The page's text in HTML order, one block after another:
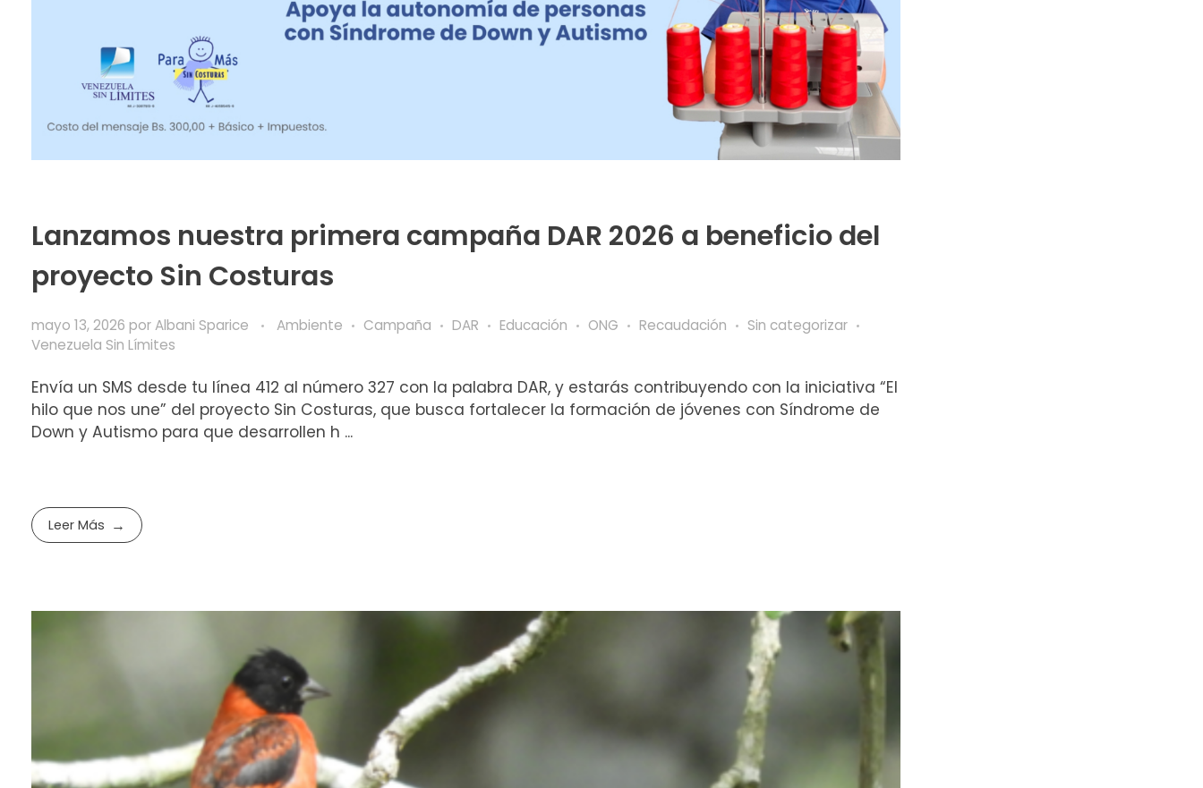
Lanzamos nuestra primera campaña DAR 2026 a beneficio del
proyecto Sin Costuras
mayo 13, 2026 porAlbani Sparice Ambiente Campaña DAR Educación ONG Recaudación
Sin categorizar
Venezuela Sin Límites
Envía un SMS desde tu línea 412 al número 327 con la palabra DAR, y estarás contribuyendo con la iniciativa “El
hilo que nos une” del proyecto Sin Costuras, que busca fortalecer la formación de jóvenes con Síndrome de
Down y Autismo para que desarrollen h ...
Leer Más